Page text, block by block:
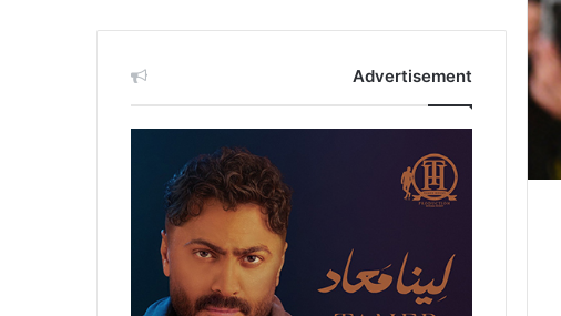
Advertisement